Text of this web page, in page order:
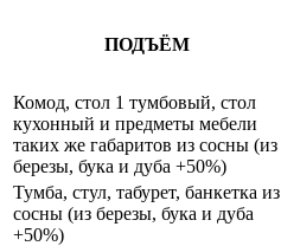
ПОДЪЁМ
Комод, стол 1 тумбовый, стол
кухонный и предметы мебели
таких же габаритов из сосны (из
березы, бука и дуба +50%)
Тумба, стул, табурет, банкетка из
сосны (из березы, бука и дуба
+50%)